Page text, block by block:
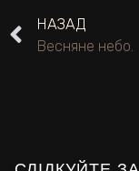
НАЗАД
Весняне небо.